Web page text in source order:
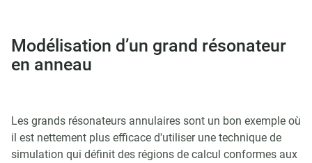
Modélisation d’un grand résonateur
en anneau
Les grands résonateurs annulaires sont un bon exemple où
il est nettement plus efficace d'utiliser une technique de
simulation qui définit des régions de calcul conformes aux